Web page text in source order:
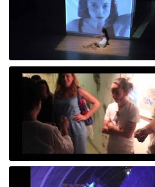
EVD58´ 31 de octubre 2013 - Salón de
Danza - UNAM
Minerva 2018